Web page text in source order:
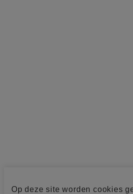
Op deze site worden cookies